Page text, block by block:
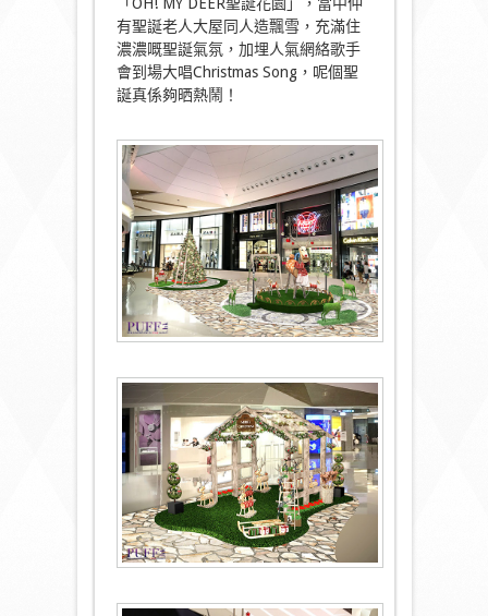
有聖誕老人大屋同人造飄雪，充滿住
濃濃嘅聖誕氣氛，加埋人氣網絡歌手
會到場大唱Christmas Song，呢個聖
誕真係夠晒熱鬧！